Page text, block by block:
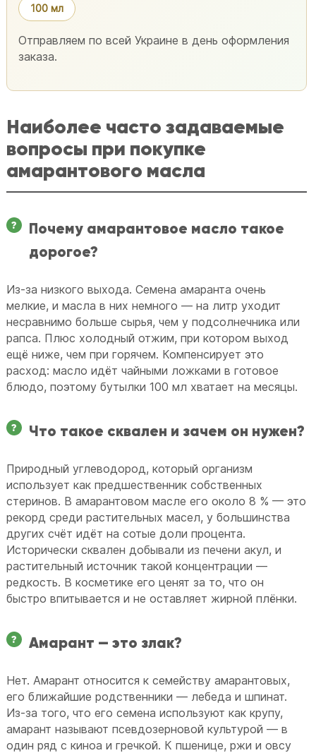
100 мл
Отправляем по всей Украине в день оформления
заказа.
Наиболее часто задаваемые
вопросы при покупке
амарантового масла
Почему амарантовое масло такое
дорогое?
Из-за низкого выхода. Семена амаранта очень
мелкие, и масла в них немного — на литр уходит
несравнимо больше сырья, чем у подсолнечника или
рапса. Плюс холодный отжим, при котором выход
ещё ниже, чем при горячем. Компенсирует это
расход: масло идёт чайными ложками в готовое
блюдо, поэтому бутылки 100 мл хватает на месяцы.
Что такое сквален и зачем он нужен?
Природный углеводород, который организм
использует как предшественник собственных
стеринов. В амарантовом масле его около 8 % — это
рекорд среди растительных масел, у большинства
других счёт идёт на сотые доли процента.
Исторически сквален добывали из печени акул, и
растительный источник такой концентрации —
редкость. В косметике его ценят за то, что он
быстро впитывается и не оставляет жирной плёнки.
Амарант — это злак?
Нет. Амарант относится к семейству амарантовых,
его ближайшие родственники — лебеда и шпинат.
Из-за того, что его семена используют как крупу,
амарант называют псевдозерновой культурой — в
один ряд с киноа и гречкой. К пшенице, ржи и овсу